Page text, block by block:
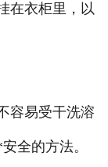
业务
衣柜里，以
易受干洗溶
全的方法。